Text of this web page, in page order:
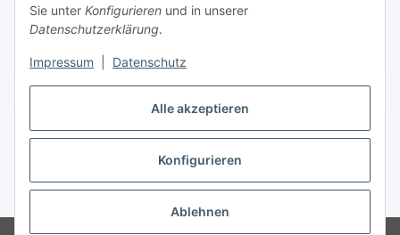
Alle akzeptieren
Konfigurieren
Ablehnen
Sie unter Konfigurieren und in unserer
Datenschutzerklärung.
Impressum Datenschutz
Vertrag widerrufen
* Alle Preise inkl. gesetzlicher MwSt., zzgl.Versand